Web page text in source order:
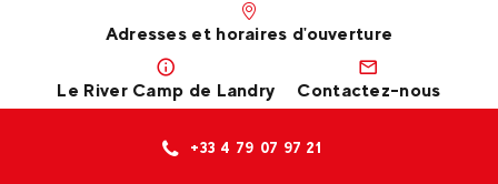
Adresses et horaires d'ouverture
Le River Camp de Landry Contactez-nous
+33 4 79 07 97 21